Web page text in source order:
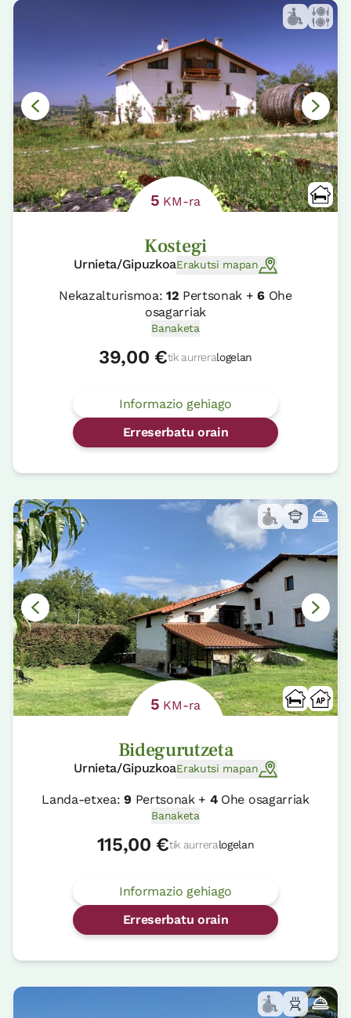
5 KM-ra
Kostegi
Urnieta/GipuzkoaErakutsi mapan
Nekazalturismoa: 12 Pertsonak +6Ohe
osagarriak
Banaketa
39,00 €tik aurreralogelan
Informazio gehiago
Erreserbatu orain
5 KM-ra
Bidegurutzeta
Urnieta/GipuzkoaErakutsi mapan
Landa-etxea:9 Pertsonak + 4Ohe osagarriak
Banaketa
115,00 €tik aurreralogelan
Informazio gehiago
Erreserbatu orain